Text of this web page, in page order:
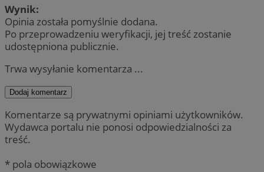
Wynik:
Opinia została pomyślnie dodana.
Po przeprowadzeniu weryfikacji, jej treść zostanie
udostępniona publicznie.
Trwa wysyłanie komentarza ...
Dodaj komentarz
Komentarze są prywatnymi opiniami użytkowników.
Wydawca portalu nie ponosi odpowiedzialności za
treść.
* pola obowiązkowe